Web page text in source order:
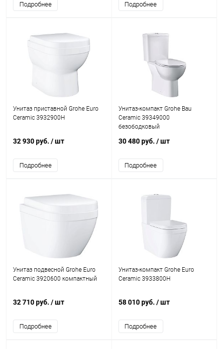
Подробнее Подробнее
Унитаз приставной Grohe Euro
Ceramic 3932900H
32 930 руб. / шт
Подробнее
Унитаз-компакт Grohe Bau
Ceramic 39349000
безободковый
30 480 руб. / шт
Подробнее
Унитаз подвесной Grohe Euro
Ceramic 3920600 компактный
32 710 руб. / шт
Подробнее
Унитаз-компакт Grohe Euro
Ceramic 3933800H
58 010 руб. / шт
Подробнее